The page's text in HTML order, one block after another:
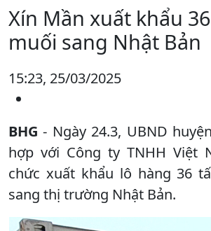
Xín Mần xuất khẩu
muối sang Nhật Bản
15:23, 25/03/2025
BHG - Ngày 24.3, UBND
hợp với Công ty TNHH Việt
chức xuất khẩu lô hàng 36
sang thị trường Nhật Bản.